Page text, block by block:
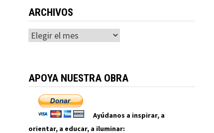
ARCHIVOS
Archivos
APOYA NUESTRA OBRA
Ayúdanos a inspirar, a
orientar, a educar, a iluminar: